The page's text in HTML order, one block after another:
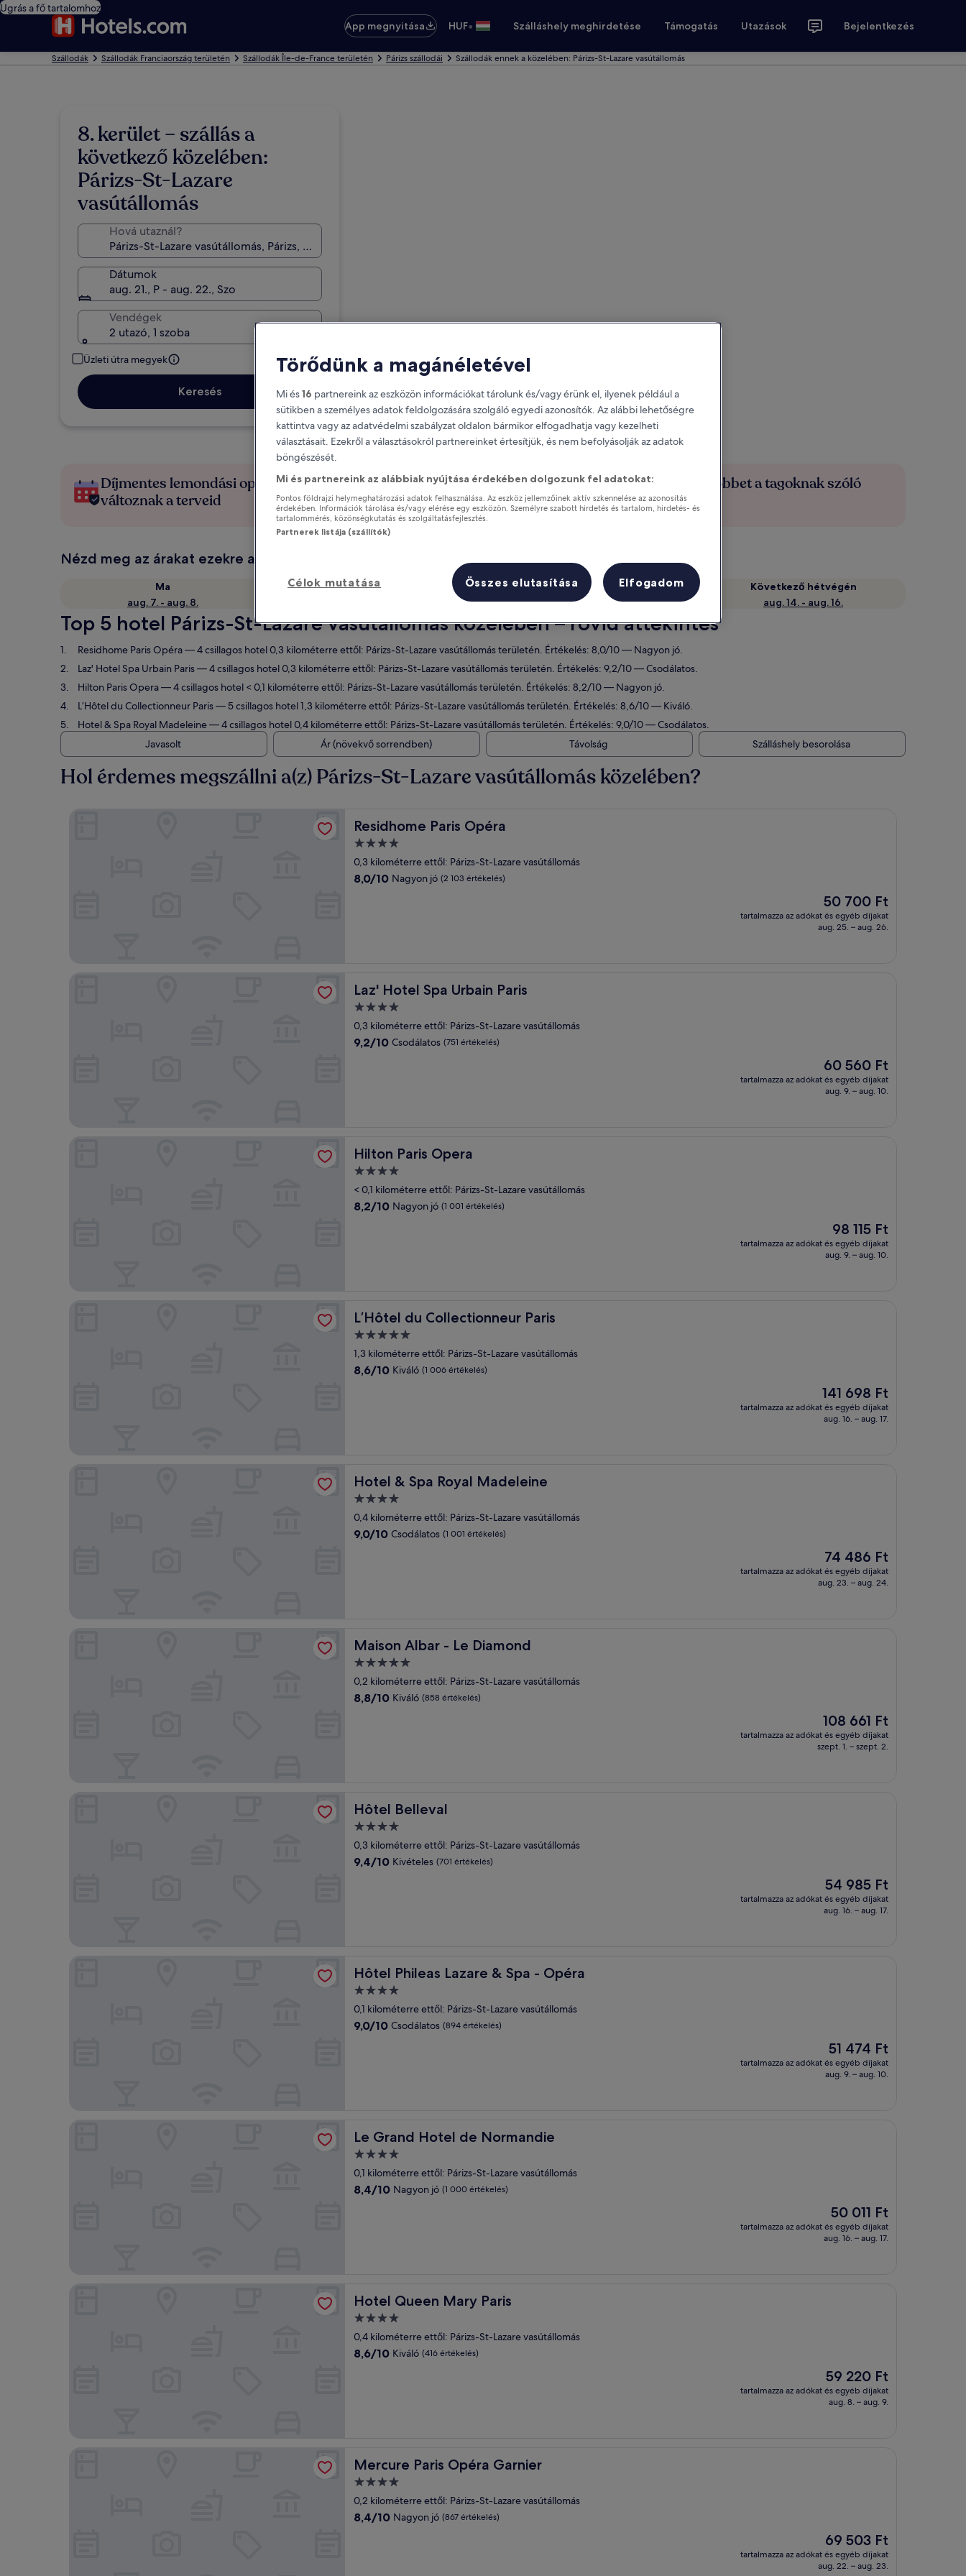
Ugrás a fő tartalomhoz
App megnyitása
HUF• Szálláshely meghirdetése Támogatás Utazások Bejelentkezés
Szállodák Szállodák Franciaország területén Szállodák Île-de-France területén Párizs szállodái Szállodák ennek a közelében: Párizs-St-Lazare vasútállomás
8. kerület – szállás a
következő közelében:
Párizs-St-Lazare
vasútállomás
Hová utaznál?
Dátumok
aug. 21., P - aug. 22., Szo
Vendégek
2 utazó, 1 szoba
Üzleti útra megyek
Keresés
Díjmentes lemondási opciók, ha
változnak a terveid
Szerezz jutalmakat tartózkodásod
minden éjszakája után
Spórolj többet a tagoknak szóló
árakkal
Nézd meg az árakat ezekre a dátumokra
Ma
aug. 7. - aug. 8.
Holnap
Ezen a hétvégén
aug. 7. - aug. 9.
Következő hétvégén
aug. 14. - aug. 16.
Top 5 hotel Párizs-St-Lazare vasútállomás közelében – rövid áttekintés
Residhome Paris Opéra— 4 csillagos hotel 0,3 kilométerre ettől: Párizs-St-Lazare vasútállomás területén. Értékelés: 8,0/10 — Nagyon jó.
Laz' Hotel Spa Urbain Paris— 4 csillagos hotel 0,3 kilométerre ettől: Párizs-St-Lazare vasútállomás területén. Értékelés: 9,2/10 — Csodálatos.
Hilton Paris Opera— 4 csillagos hotel < 0,1 kilométerre ettől: Párizs-St-Lazare vasútállomás területén. Értékelés: 8,2/10 — Nagyon jó.
L’Hôtel du Collectionneur Paris— 5 csillagos hotel 1,3 kilométerre ettől: Párizs-St-Lazare vasútállomás területén. Értékelés: 8,6/10 — Kiváló.
Hotel & Spa Royal Madeleine— 4 csillagos hotel 0,4 kilométerre ettől: Párizs-St-Lazare vasútállomás területén. Értékelés: 9,0/10 — Csodálatos.
Javasolt
Ár (növekvő sorrendben) Távolság Szálláshely besorolása
Hol érdemes megszállni a(z) Párizs-St-Lazare vasútállomás közelében?
Residhome Paris Opéra
Residhome Paris Opéra
4.0
csillagos
szálláshely
0,3 kilométerre ettől: Párizs-St-Lazare vasútállomás
8.0
8,0/10 Nagyon jó (2 103 értékelés)
Az
ár
50 700 Ft
50 700 Ft
tartalmazza az adókat és egyéb díjakat
aug. 25. – aug. 26.
Laz' Hotel Spa Urbain Paris
Laz' Hotel Spa Urbain Paris
4.0
csillagos
szálláshely
0,3 kilométerre ettől: Párizs-St-Lazare vasútállomás
9.2
9,2/10 Csodálatos (751 értékelés)
Az
ár
60 560 Ft
60 560 Ft
tartalmazza az adókat és egyéb díjakat
aug. 9. – aug. 10.
Hilton Paris Opera
Hilton Paris Opera
4.0
csillagos
szálláshely
< 0,1 kilométerre ettől: Párizs-St-Lazare vasútállomás
8.2
8,2/10 Nagyon jó (1 001 értékelés)
Az
ár
98 115 Ft
98 115 Ft
tartalmazza az adókat és egyéb díjakat
aug. 9. – aug. 10.
L’Hôtel du Collectionneur Paris
L’Hôtel du Collectionneur Paris
5.0
csillagos
szálláshely
1,3 kilométerre ettől: Párizs-St-Lazare vasútállomás
8.6
8,6/10 Kiváló (1 006 értékelés)
Az
ár
141 698 Ft
141 698 Ft
tartalmazza az adókat és egyéb díjakat
aug. 16. – aug. 17.
Hotel & Spa Royal Madeleine
Hotel & Spa Royal Madeleine
4.0
csillagos
szálláshely
0,4 kilométerre ettől: Párizs-St-Lazare vasútállomás
9.0
9,0/10 Csodálatos (1 001 értékelés)
Az
ár
74 486 Ft
74 486 Ft
tartalmazza az adókat és egyéb díjakat
aug. 23. – aug. 24.
Maison Albar - Le Diamond
Maison Albar - Le Diamond
5.0
csillagos
szálláshely
0,2 kilométerre ettől: Párizs-St-Lazare vasútállomás
8.8
8,8/10 Kiváló (858 értékelés)
Az
ár
108 661 Ft
108 661 Ft
tartalmazza az adókat és egyéb díjakat
szept. 1. – szept. 2.
Hôtel Belleval
Hôtel Belleval
4.0
csillagos
szálláshely
0,3 kilométerre ettől: Párizs-St-Lazare vasútállomás
9.4
9,4/10 Kivételes (701 értékelés)
Az
ár
54 985 Ft
54 985 Ft
tartalmazza az adókat és egyéb díjakat
aug. 16. – aug. 17.
Hôtel Phileas Lazare & Spa - Opéra
Hôtel Phileas Lazare & Spa - Opéra
4.0
csillagos
szálláshely
0,1 kilométerre ettől: Párizs-St-Lazare vasútállomás
9.0
9,0/10 Csodálatos (894 értékelés)
Az
ár
51 474 Ft
51 474 Ft
tartalmazza az adókat és egyéb díjakat
aug. 9. – aug. 10.
Le Grand Hotel de Normandie
Le Grand Hotel de Normandie
4.0
csillagos
szálláshely
0,1 kilométerre ettől: Párizs-St-Lazare vasútállomás
8.4
8,4/10 Nagyon jó (1 000 értékelés)
Az
ár
50 011 Ft
50 011 Ft
tartalmazza az adókat és egyéb díjakat
aug. 16. – aug. 17.
Hotel Queen Mary Paris
Hotel Queen Mary Paris
4.0
csillagos
szálláshely
0,4 kilométerre ettől: Párizs-St-Lazare vasútállomás
8.6
8,6/10 Kiváló (416 értékelés)
Az
ár
59 220 Ft
59 220 Ft
tartalmazza az adókat és egyéb díjakat
aug. 8. – aug. 9.
Mercure Paris Opéra Garnier
Mercure Paris Opéra Garnier
4.0
csillagos
szálláshely
0,2 kilométerre ettől: Párizs-St-Lazare vasútállomás
8.4
8,4/10 Nagyon jó (867 értékelés)
Az
ár
69 503 Ft
69 503 Ft
tartalmazza az adókat és egyéb díjakat
aug. 22. – aug. 23.
Törődünk a magánéletével
Mi és16 partnereink az eszközön információkat tárolunk és/vagy érünk el, ilyenek például a
sütikben a személyes adatok feldolgozására szolgáló egyedi azonosítók. Az alábbi lehetőségre
kattintva vagy az adatvédelmi szabályzat oldalon bármikor elfogadhatja vagy kezelheti
választásait. Ezekről a választásokról partnereinket értesítjük, és nem befolyásolják az adatok
böngészését.
Mi és partnereink az alábbiak nyújtása érdekében dolgozunk fel adatokat:
Pontos földrajzi helymeghatározási adatok felhasználása. Az eszköz jellemzőinek aktív szkennelése az azonosítás
érdekében. Információk tárolása és/vagy elérése egy eszközön. Személyre szabott hirdetés és tartalom, hirdetés- és
tartalommérés, közönségkutatás és szolgáltatásfejlesztés.
Partnerek listája (szállítók)
Célok mutatása Összes elutasítása Elfogadom